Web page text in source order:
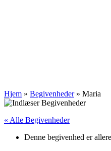
Hjem » Begivenheder» Maria
« Alle Begivenheder
Denne begivenhed er